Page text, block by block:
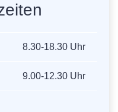
8.30-18.30 Uhr
9.00-12.30 Uhr